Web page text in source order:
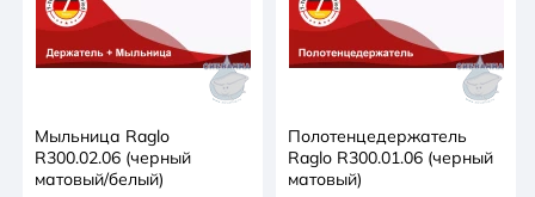
Мыльница Raglo
R300.02.06 (черный
матовый/белый)
Полотенцедержатель
Raglo R300.01.06 (черный
матовый)